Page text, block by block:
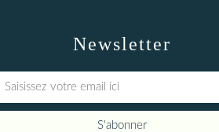
Newsletter